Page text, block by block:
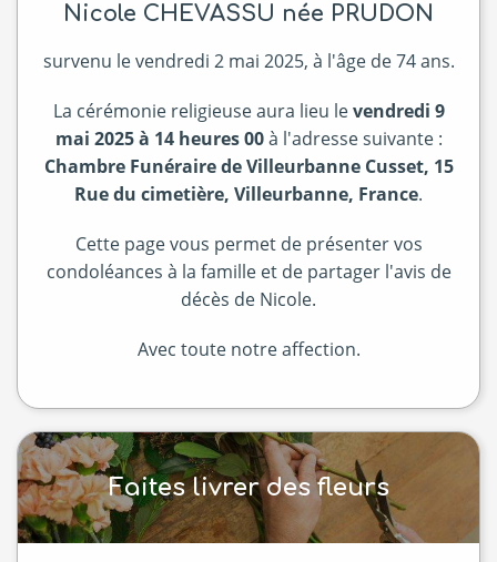
Nicole CHEVASSU née PRUDON
survenu le vendredi 2 mai 2025, à l'âge de 74 ans.
La cérémonie religieuse aura lieu levendredi 9
mai 2025 à 14 heures 00à l'adresse suivante :
Chambre Funéraire de Villeurbanne Cusset, 15
Rue du cimetière, Villeurbanne, France.
Cette page vous permet de présenter vos
condoléances à la famille et de partager l'avis de
décès de Nicole.
Avec toute notre affection.
Faites livrer des fleurs